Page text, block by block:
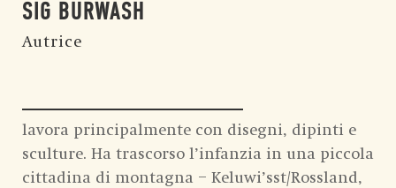
SIG BURWASH
Autrice
lavora principalmente con disegni, dipinti e
sculture. Ha trascorso l’infanzia in una piccola
cittadina di montagna – Keluwi’sst/Rossland,